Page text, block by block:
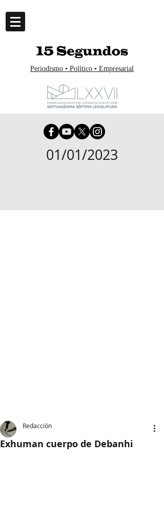
Periodismo • Político • Empresarial
01/01/2023
Exhuman cuerpo de Debanhi
Redacción